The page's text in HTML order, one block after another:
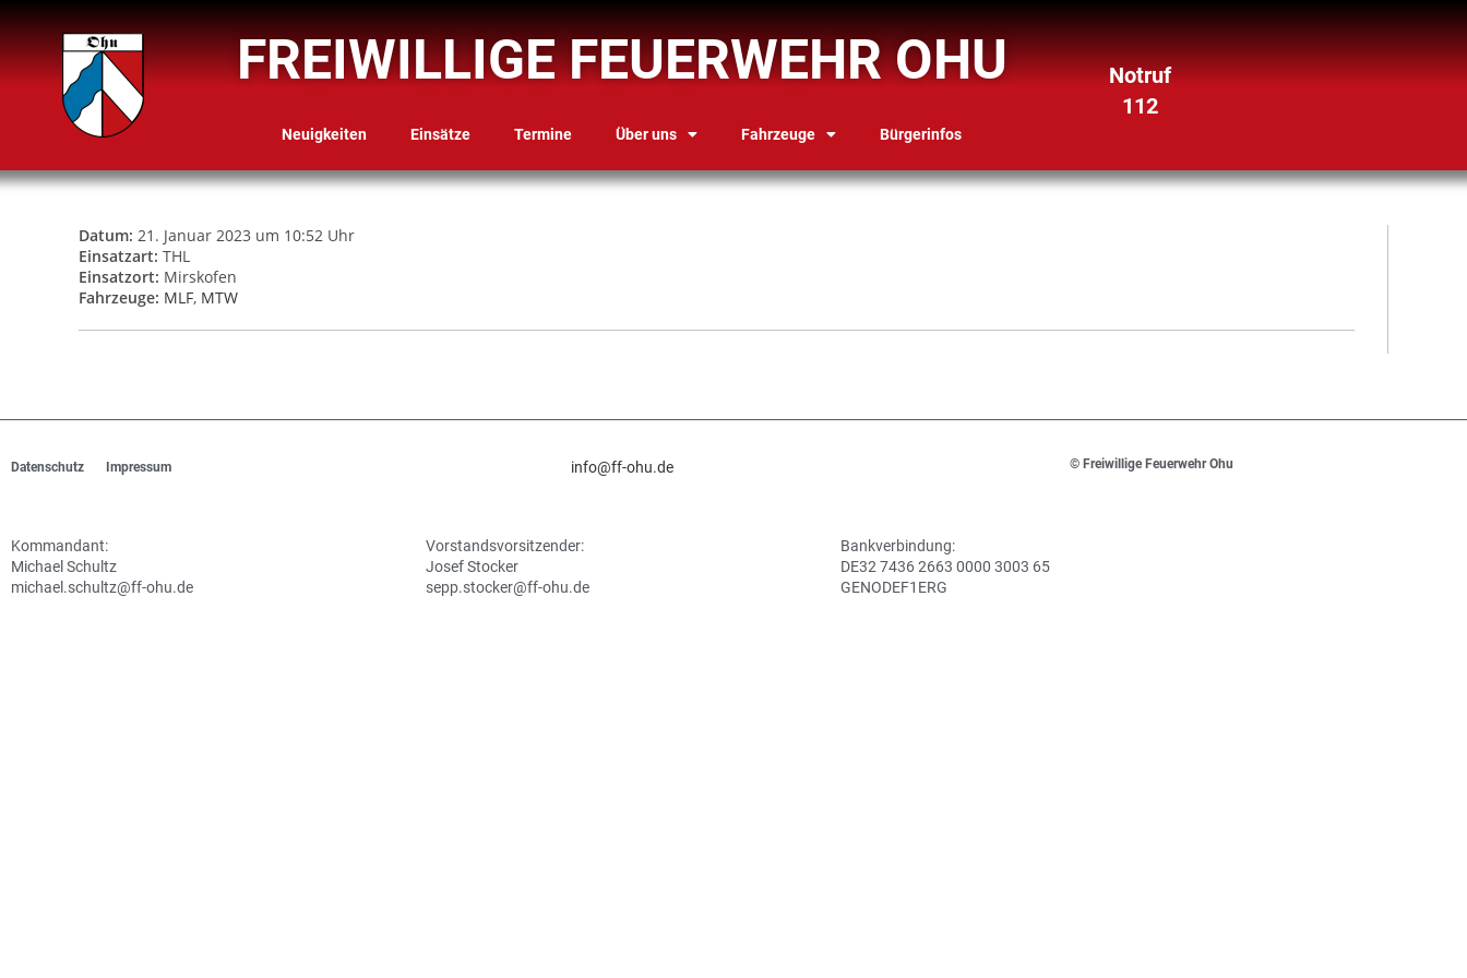
FREIWILLIGE FEUERWEHR OHU
Neuigkeiten Einsätze Termine Über uns Fahrzeuge Bürgerinfos
Notruf
112
Datum: 21. Januar 2023 um 10:52 Uhr
Einsatzart: THL
Einsatzort: Mirskofen
Fahrzeuge: MLF, MTW
Datenschutz Impressum info@ff-ohu.de © Freiwillige Feuerwehr Ohu
Kommandant:
Michael Schultz
michael.schultz@ff-ohu.de
Vorstandsvorsitzender:
Josef Stocker
sepp.stocker@ff-ohu.de
Bankverbindung:
DE32 7436 2663 0000 3003 65
GENODEF1ERG